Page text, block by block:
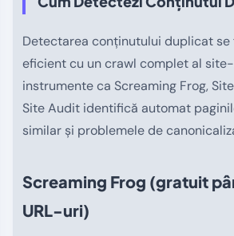
Detectarea conținutului duplicat se
eficient cu un crawl complet al
instrumente ca Screaming Frog,
Site Audit identifică automat
similar și problemele de
Screaming Frog (gratuit
URL-uri)